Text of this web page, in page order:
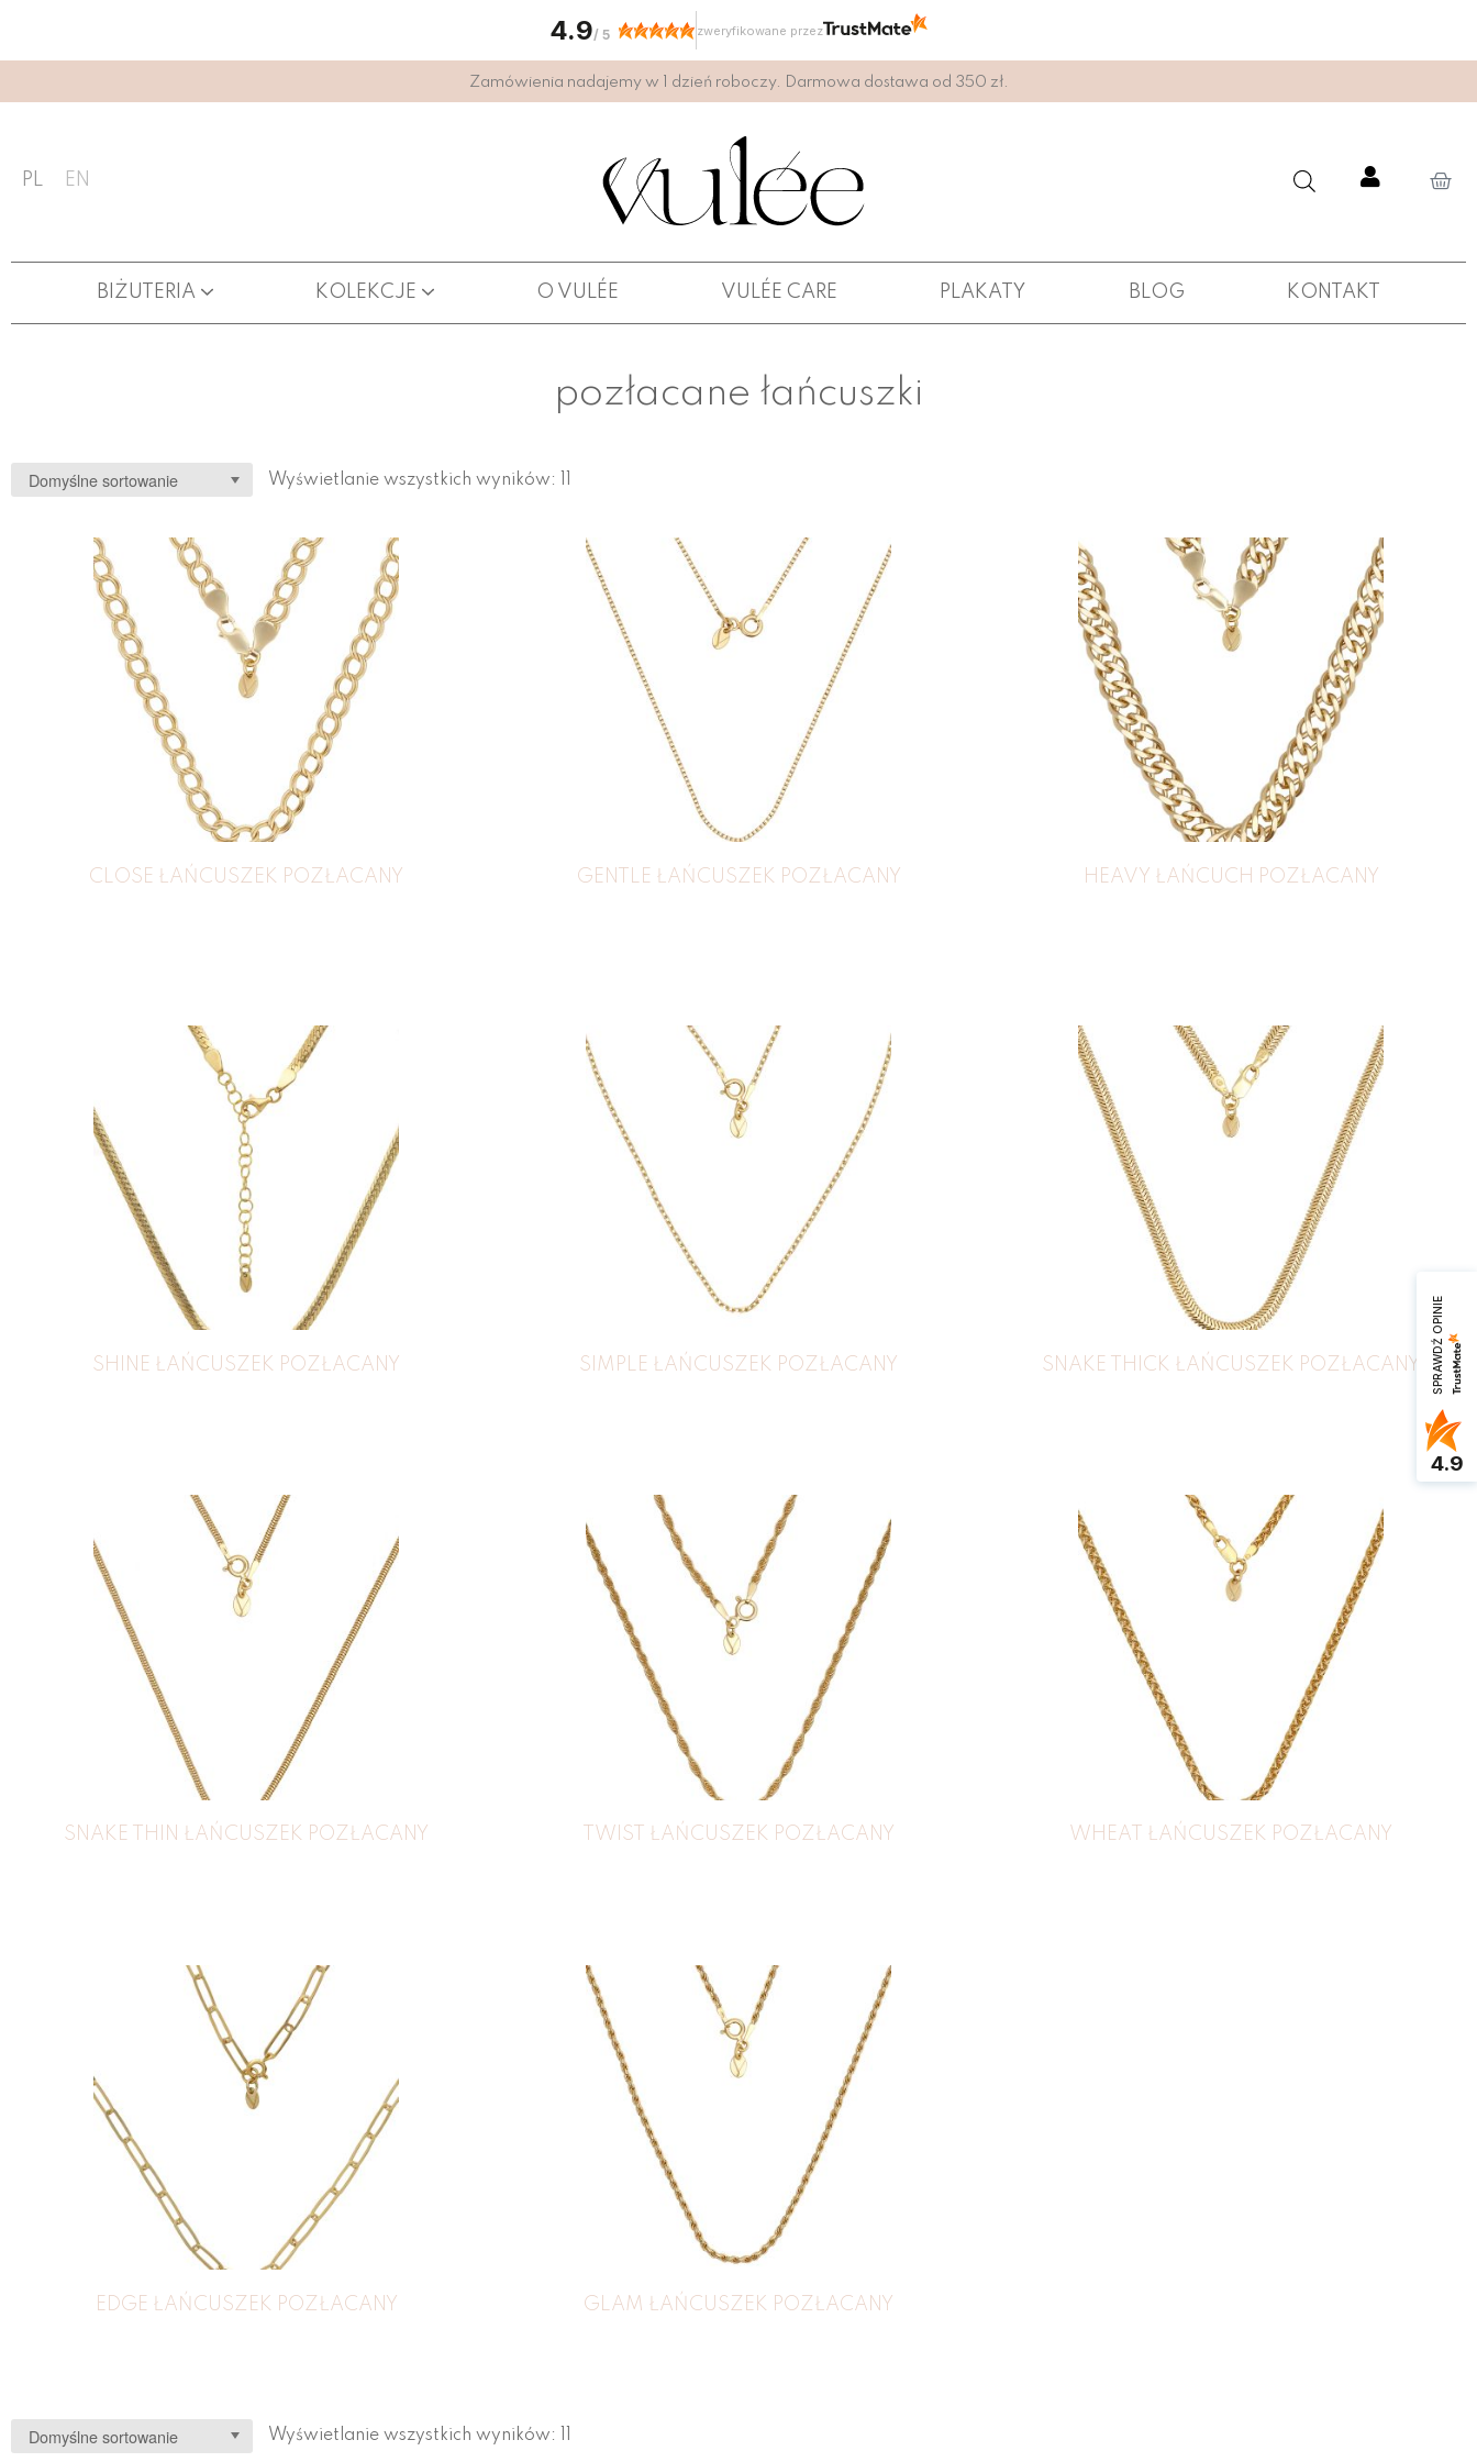
Zamówienia nadajemy w 1 dzień roboczy. Darmowa dostawa od 350 zł.
PL EN
BIŻUTERIA KOLEKCJE O VULÉE VULÉE CARE PLAKATY BLOG KONTAKT
pozłacane łańcuszki
Wyświetlanie wszystkich wyników: 11
CLOSE ŁAŃCUSZEK POZŁACANY GENTLE ŁAŃCUSZEK POZŁACANY HEAVY ŁAŃCUCH POZŁACANY
SHINE ŁAŃCUSZEK POZŁACANY SIMPLE ŁAŃCUSZEK POZŁACANY SNAKE THICK ŁAŃCUSZEK POZŁACANY
SNAKE THIN ŁAŃCUSZEK POZŁACANY TWIST ŁAŃCUSZEK POZŁACANY WHEAT ŁAŃCUSZEK POZŁACANY
EDGE ŁAŃCUSZEK POZŁACANY GLAM ŁAŃCUSZEK POZŁACANY
Wyświetlanie wszystkich wyników: 11
4.9/ 5 zweryfikowane przez
SPRAWDŹ OPINIE
4.9